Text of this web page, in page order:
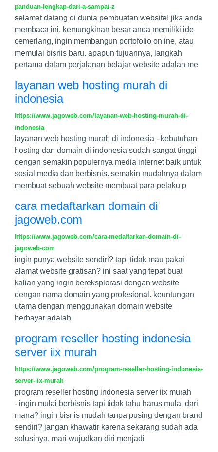
panduan-lengkap-dari-a-sampai-z
selamat datang di dunia pembuatan website! jika anda
membaca ini, kemungkinan besar anda memiliki ide
cemerlang, ingin membangun portofolio online, atau
memulai bisnis baru. apapun tujuannya, langkah
pertama dalam perjalanan belajar website adalah me
layanan web hosting murah di
indonesia
https://www.jagoweb.com/layanan-web-hosting-murah-di-
indonesia
layanan web hosting murah di indonesia - kebutuhan
hosting dan domain di indonesia sudah sangat tinggi
dengan semakin populernya media internet baik untuk
sosial media dan berbisnis. semakin mudahnya dalam
membuat sebuah website membuat para pelaku p
cara medaftarkan domain di
jagoweb.com
https://www.jagoweb.com/cara-medaftarkan-domain-di-
jagoweb-com
ingin punya website sendiri? tapi tidak mau pakai
alamat website gratisan? ini saat yang tepat buat
kalian yang ingin bereksplorasi dengan website
dengan nama domain yang profesional. keuntungan
utama dengan menggunakan domain website
berbayar adalah
program reseller hosting indonesia
server iix murah
https://www.jagoweb.com/program-reseller-hosting-indonesia-
server-iix-murah
program reseller hosting indonesia server iix murah
- ingin mulai berbisnis tapi tidak tahu harus mulai dari
mana? ingin bisnis mudah tanpa pusing dengan brand
sendiri? jangan khawatir karena sekarang sudah ada
solusinya. mari wujudkan diri menjadi